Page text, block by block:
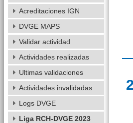
Acreditaciones IGN
DVGE MAPS
Validar actividad
Actividades realizadas
Ultimas validaciones
Actividades invalidadas
Logs DVGE
Liga RCH-DVGE 2023